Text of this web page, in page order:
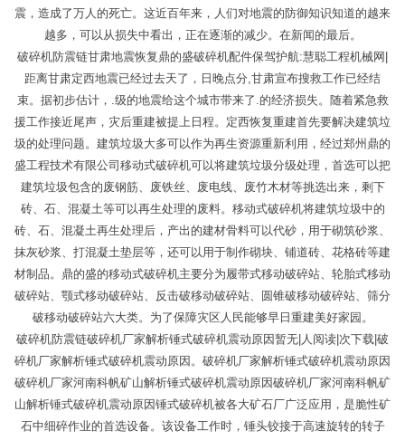
震，造成了万人的死亡。这近百年来，人们对地震的防御知识知道的越来
越多，可以从损失中看出，正在逐渐的减少。在新闻的最后。
破碎机防震链甘肃地震恢复鼎的盛破碎机配件保驾护航:慧聪工程机械网|
距离甘肃定西地震已经过去天了，日晚点分,甘肃宣布搜救工作已经结
束。据初步估计，.级的地震给这个城市带来了.的经济损失。随着紧急救
援工作接近尾声，灾后重建被提上日程。定西恢复重建首先要解决建筑垃
圾的处理问题。建筑垃圾大多可以作为再生资源重新利用，经过郑州鼎的
盛工程技术有限公司移动式破碎机可以将建筑垃圾分级处理，首选可以把
建筑垃圾包含的废钢筋、废铁丝、废电线、废竹木材等挑选出来，剩下
砖、石、混凝土等可以再生处理的废料。移动式破碎机将建筑垃圾中的
砖、石、混凝土再生处理后，产出的建材骨料可以代砂，用于砌筑砂浆、
抹灰砂浆、打混凝土垫层等，还可以用于制作砌块、铺道砖、花格砖等建
材制品。鼎的盛的移动式破碎机主要分为履带式移动破碎站、轮胎式移动
破碎站、颚式移动破碎站、反击破移动破碎站、圆锥破移动破碎站、筛分
破移动破碎站六大类。为了保障灾区人民能够早日重建美好家园。
破碎机防震链破碎机厂家解析锤式破碎机震动原因暂无|人阅读|次下载|破
碎机厂家解析锤式破碎机震动原因。破碎机厂家解析锤式破碎机震动原因
破碎机厂家河南科帆矿山解析锤式破碎机震动原因破碎机厂家河南科帆矿
山解析锤式破碎机震动原因锤式破碎机被各大矿石厂广泛应用，是脆性矿
石中细碎作业的首选设备。该设备工作时，锤头铰接于高速旋转的转子